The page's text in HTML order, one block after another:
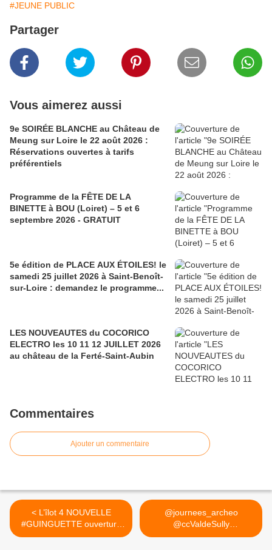
#JEUNE PUBLIC
Partager
Vous aimerez aussi
9e SOIRÉE BLANCHE au Château de
Meung sur Loire le 22 août 2026 :
Réservations ouvertes à tarifs
préférentiels
Programme de la FÊTE DE LA
BINETTE à BOU (Loiret) – 5 et 6
septembre 2026 - GRATUIT
5e édition de PLACE AUX ÉTOILES! le
samedi 25 juillet 2026 à Saint-Benoît-
sur-Loire : demandez le programme...
LES NOUVEAUTES du COCORICO
ELECTRO les 10 11 12 JUILLET 2026
au château de la Ferté-Saint-Aubin
Commentaires
Ajouter un commentaire
< L’îlot 4 NOUVELLE
#GUINGUETTE ouverture
le 11...
@journees_archeo
@ccValdeSully
PROGRAMME du... >